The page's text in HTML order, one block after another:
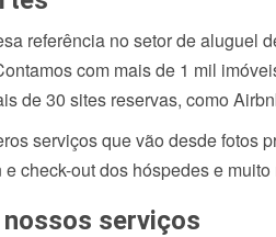
referência no setor de aluguel
com mais de 1 mil
de 30 sites reservas, como
serviços que vão desde fotos
check-out dos hóspedes e muito
nossos serviços